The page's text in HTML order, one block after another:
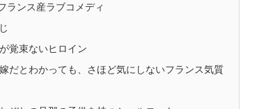
ランス産ラブコメディ
覚束ないヒロイン
だとわかっても、さほど気にしないフランス気質